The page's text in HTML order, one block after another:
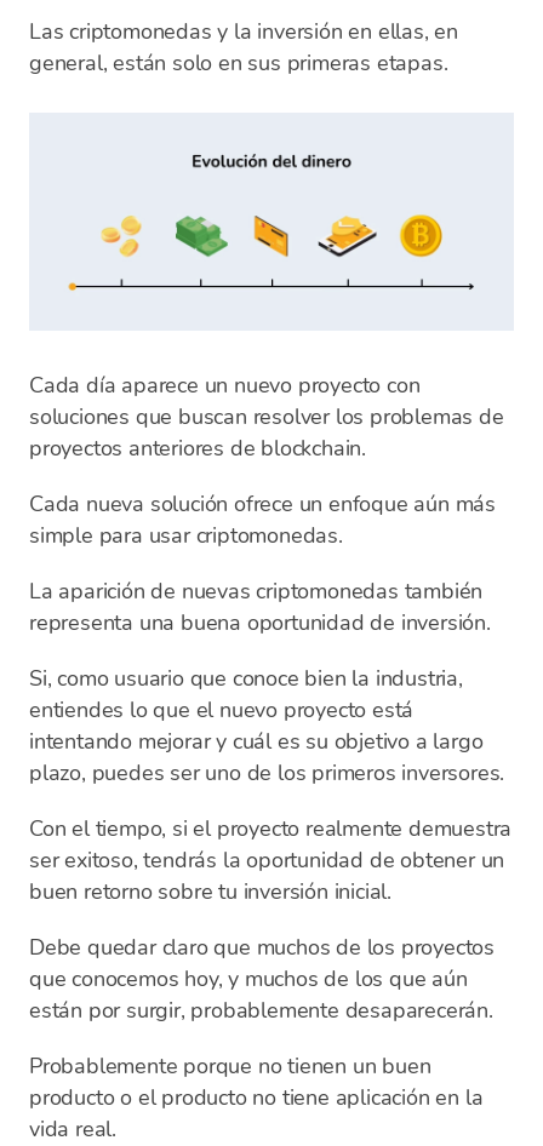
Las criptomonedas y la inversión en ellas, en
general, están solo en sus primeras etapas.
Cada día aparece un nuevo proyecto con
soluciones que buscan resolver los problemas de
proyectos anteriores de blockchain.
Cada nueva solución ofrece un enfoque aún más
simple para usar criptomonedas.
La aparición de nuevas criptomonedas también
representa una buena oportunidad de inversión.
Si, como usuario que conoce bien la industria,
entiendes lo que el nuevo proyecto está
intentando mejorar y cuál es su objetivo a largo
plazo, puedes ser uno de los primeros inversores.
Con el tiempo, si el proyecto realmente demuestra
ser exitoso, tendrás la oportunidad de obtener un
buen retorno sobre tu inversión inicial.
Debe quedar claro que muchos de los proyectos
que conocemos hoy, y muchos de los que aún
están por surgir, probablemente desaparecerán.
Probablemente porque no tienen un buen
producto o el producto no tiene aplicación en la
vida real.